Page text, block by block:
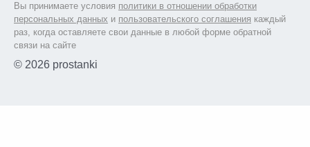
Вы принимаете условия политики в отношении обработки
персональных данных и пользовательского соглашения каждый
раз, когда оставляете свои данные в любой форме обратной
связи на сайте
© 2026 prostanki